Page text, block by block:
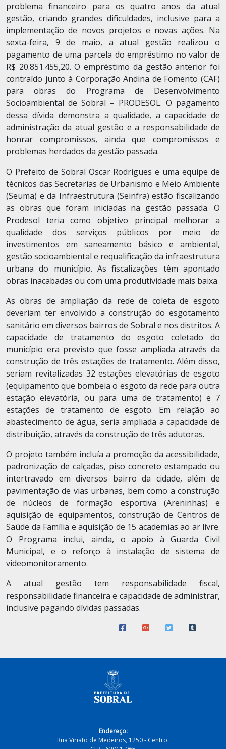
problema financeiro para os quatro anos da atual
gestão, criando grandes dificuldades, inclusive para a
implementação de novos projetos e novas ações. Na
sexta-feira, 9 de maio, a atual gestão realizou o
pagamento de uma parcela do empréstimo no valor de
R$ 20.851.455,20. O empréstimo da gestão anterior foi
contraído junto à Corporação Andina de Fomento (CAF)
para obras do Programa de Desenvolvimento
Socioambiental de Sobral – PRODESOL. O pagamento
dessa dívida demonstra a qualidade, a capacidade de
administração da atual gestão e a responsabilidade de
honrar compromissos, ainda que compromissos e
problemas herdados da gestão passada.
O Prefeito de Sobral Oscar Rodrigues e uma equipe de
técnicos das Secretarias de Urbanismo e Meio Ambiente
(Seuma) e da Infraestrutura (Seinfra) estão fiscalizando
as obras que foram iniciadas na gestão passada. O
Prodesol teria como objetivo principal melhorar a
qualidade dos serviços públicos por meio de
investimentos em saneamento básico e ambiental,
gestão socioambiental e requalificação da infraestrutura
urbana do município. As fiscalizações têm apontado
obras inacabadas ou com uma produtividade mais baixa.
As obras de ampliação da rede de coleta de esgoto
deveriam ter envolvido a construção do esgotamento
sanitário em diversos bairros de Sobral e nos distritos. A
capacidade de tratamento do esgoto coletado do
município era previsto que fosse ampliada através da
construção de três estações de tratamento. Além disso,
seriam revitalizadas 32 estações elevatórias de esgoto
(equipamento que bombeia o esgoto da rede para outra
estação elevatória, ou para uma de tratamento) e 7
estações de tratamento de esgoto. Em relação ao
abastecimento de água, seria ampliada a capacidade de
distribuição, através da construção de três adutoras.
O projeto também incluía a promoção da acessibilidade,
padronização de calçadas, piso concreto estampado ou
intertravado em diversos bairro da cidade, além de
pavimentação de vias urbanas, bem como a construção
de núcleos de formação esportiva (Areninhas) e
aquisição de equipamentos, construção de Centros de
Saúde da Família e aquisição de 15 academias ao ar livre.
O Programa inclui, ainda, o apoio à Guarda Civil
Municipal, e o reforço à instalação de sistema de
videomonitoramento.
A atual gestão tem responsabilidade fiscal,
responsabilidade financeira e capacidade de administrar,
inclusive pagando dívidas passadas.
Endereço:
Rua Viriato de Medeiros, 1250 - Centro